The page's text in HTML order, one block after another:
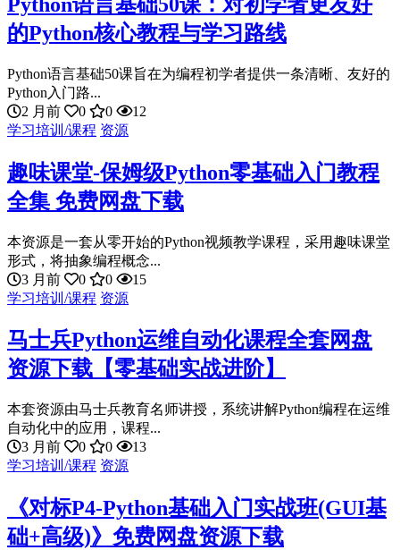
的Python核心教程与学习路线
Python语言基础50课旨在为编程初学者提供一条清晰、友好的
Python入门路...
2 月前
0 0
12
学习培训/课程 资源
趣味课堂-保姆级Python零基础入门教程
全集 免费网盘下载
本资源是一套从零开始的Python视频教学课程，采用趣味课堂
形式，将抽象编程概念...
3 月前
0 0
15
学习培训/课程 资源
马士兵Python运维自动化课程全套网盘
资源下载【零基础实战进阶】
本套资源由马士兵教育名师讲授，系统讲解Python编程在运维
自动化中的应用，课程...
3 月前
0 0
13
学习培训/课程 资源
《对标P4-Python基础入门实战班(GUI基
础+高级)》免费网盘资源下载